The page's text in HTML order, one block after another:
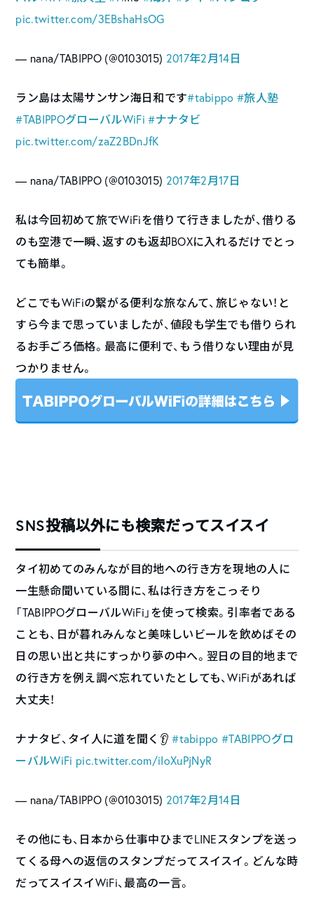
pic.twitter.com/3EBshaHsOG
— nana/TABIPPO (@0103015) 2017年2月14日
ラン島は太陽サンサン海日和です#tabippo #旅人塾
#TABIPPOグローバルWiFi #ナナタビ
pic.twitter.com/zaZ2BDnJfK
— nana/TABIPPO (@0103015) 2017年2月17日
私は今回初めて旅でWiFiを借りて行きましたが、借りる
のも空港で一瞬、返すのも返却BOXに入れるだけでとっ
ても簡単。
どこでもWiFiの繋がる便利な旅なんて、旅じゃない！と
すら今まで思っていましたが、値段も学生でも借りられ
るお手ごろ価格。最高に便利で、もう借りない理由が見
つかりません。
SNS投稿以外にも検索だってスイスイ
タイ初めてのみんなが目的地への行き方を現地の人に
一生懸命聞いている間に、私は行き方をこっそり
「TABIPPOグローバルWiFi」を使って検索。引率者である
ことも、日が暮れみんなと美味しいビールを飲めばその
日の思い出と共にすっかり夢の中へ。翌日の目的地まで
の行き方を例え調べ忘れていたとしても、WiFiがあれば
大丈夫！
ナナタビ、タイ人に道を聞く👂#tabippo #TABIPPOグロ
ーバルWiFi pic.twitter.com/iIoXuPjNyR
— nana/TABIPPO (@0103015) 2017年2月14日
その他にも、日本から仕事中ひまでLINEスタンプを送っ
てくる母への返信のスタンプだってスイスイ。どんな時
だってスイスイWiFi、最高の一言。